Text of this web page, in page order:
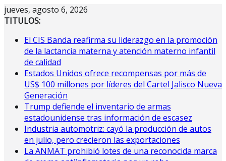
Saltar
al
jueves, agosto 6, 2026
TITULOS:
El CIS Banda reafirma su liderazgo en la promoción
de la lactancia materna y atención materno infantil
de calidad
Estados Unidos ofrece recompensas por más de
US$ 100 millones por líderes del Cartel Jalisco Nueva
Generación
Trump defiende el inventario de armas
estadounidense tras información de escasez
Industria automotriz: cayó la producción de autos
en julio, pero crecieron las exportaciones
La ANMAT prohibió lotes de una reconocida marca